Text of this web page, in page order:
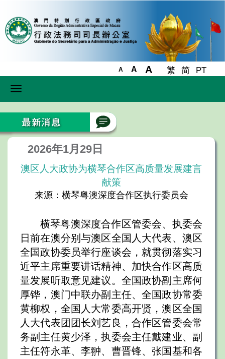
A A A 繁 简 PT
Toggle
2026年1月29日
澳区人大政协为横琴合作区高质量发展建言
献策
来源：横琴粤澳深度合作区执行委员会
横琴粤澳深度合作区管委会、执委会
日前在澳分别与澳区全国人大代表、澳区
全国政协委员举行座谈会，就贯彻落实习
近平主席重要讲话精神、加快合作区高质
量发展听取意见建议。全国政协副主席何
厚铧，澳门中联办副主任、全国政协常委
黄柳权，全国人大常委高开贤，澳区全国
人大代表团团长刘艺良，合作区管委会常
务副主任黄少泽，执委会主任戴建业、副
主任符永革、李翀、曹晋锋、张国基和各